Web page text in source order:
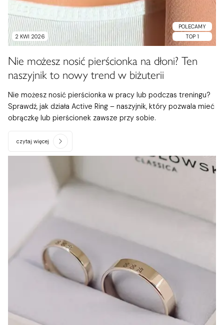
2 KWI 2026
POLECAMY
TOP 1
Nie możesz nosić pierścionka na dłoni? Ten
naszyjnik to nowy trend w biżuterii
Nie możesz nosić pierścionka w pracy lub podczas treningu?
Sprawdź, jak działa Active Ring – naszyjnik, który pozwala mieć
obrączkę lub pierścionek zawsze przy sobie.
czytaj więcej